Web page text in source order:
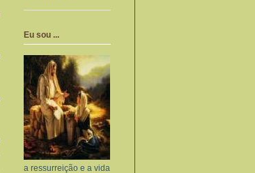
Eu sou ...
a ressurreição e a vida